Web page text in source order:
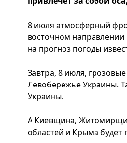
8 июля атмосферный
восточном направлении
на прогноз погоды
Завтра, 8 июля,
Левобережье Украины.
Украины.
А Киевщина,
областей и Крыма будет